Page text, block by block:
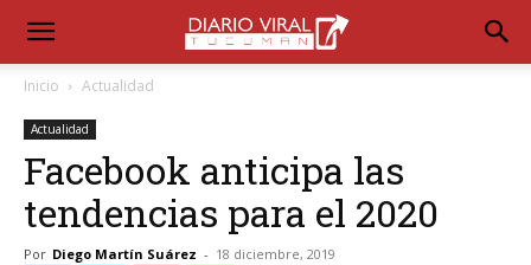
Inicio Actualidad
Actualidad
Facebook anticipa las
tendencias para el 2020
Por Diego Martín Suárez - 18 diciembre, 2019